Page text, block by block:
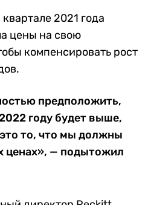
2021 года
цены на свою
компенсировать рост
предположить,
году будет выше,
то, что мы должны
ценах», — подытожил